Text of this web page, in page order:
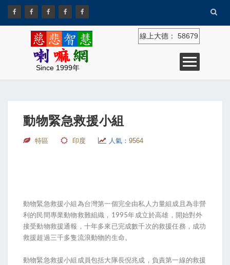
Since 1999年
線上大德： 58679
動物緊急救援小組
特區 印度 人氣： 9564
動物緊急救援小組為台灣第一個完全由私人力量組成且為非營
利的民間專業動物救難組織，1995年成立於高雄，開始對外
接受動物救援通報，十年多來已完成數千次的救援任務，成功
救援超過三千多隻流浪動物的生命。
動物緊急救援小組成員包括大隊長倪兆成，負責第一線的救援